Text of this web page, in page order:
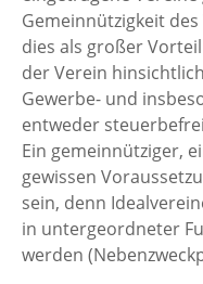
Gemeinnützigkeit
dies als großer
der Verein
Gewerbe- und
entweder
Ein gemeinnütziger,
gewissen
sein, denn
in untergeordneter
werden